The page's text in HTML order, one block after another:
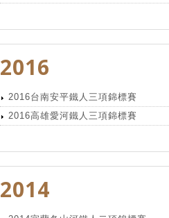
2016
2016台南安平鐵人三項錦標賽
2016高雄愛河鐵人三項錦標賽
2014